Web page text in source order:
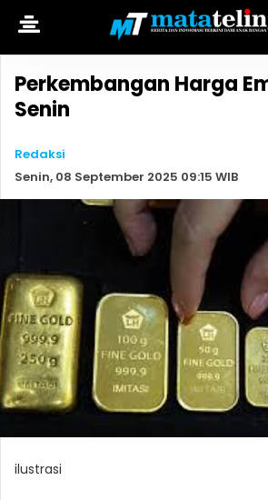
Perkembangan Harga
Senin
Redaksi
Senin, 08 September 2025 09:15 WIB
ilustrasi